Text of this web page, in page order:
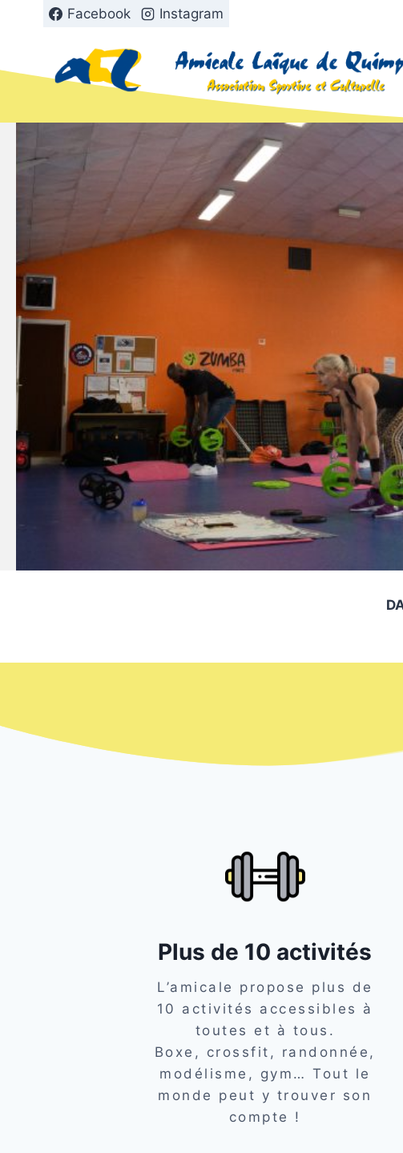
Facebook Instagram
Plus de 10 activités
L’amicale propose plus de
10 activités accessibles à
toutes et à tous.
Boxe, crossfit, randonnée,
modélisme, gym… Tout le
monde peut y trouver son
compte !